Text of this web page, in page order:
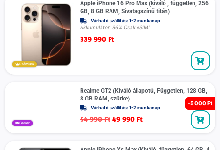
Prémium
Apple iPhone 16 Pro Max (kiváló , független, 256
GB, 8 GB RAM, Sivatagszínű titán)
Várható szállítás: 1-2 munkanap
Akkumulátor: 96% Csak eSIM!
339 990 Ft
-5 000 Ft
Gamer
Realme GT2 (Kiváló állapotú, Független, 128 GB,
8 GB RAM, szürke)
Várható szállítás: 1-2 munkanap
54 990Ft 49 990 Ft